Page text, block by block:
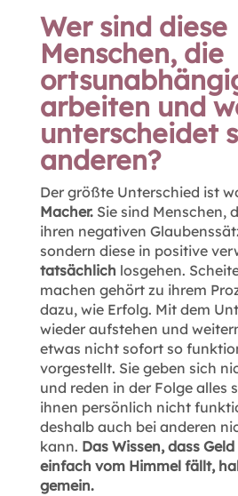
Wer sind diese
Menschen, die
arbeiten und
unterscheidet
anderen?
Der größte Unterschied ist
Macher.Sie sind Menschen,
ihren negativen
sondern diese in positive
tatsächlich losgehen.
machen gehört zu ihrem
dazu, wie Erfolg. Mit dem
wieder aufstehen und
etwas nicht sofort so
vorgestellt. Sie geben sich
und reden in der Folge alles
ihnen persönlich nicht
deshalb auch bei anderen
kann. Das Wissen, dass
einfach vom Himmel fällt,
gemein.